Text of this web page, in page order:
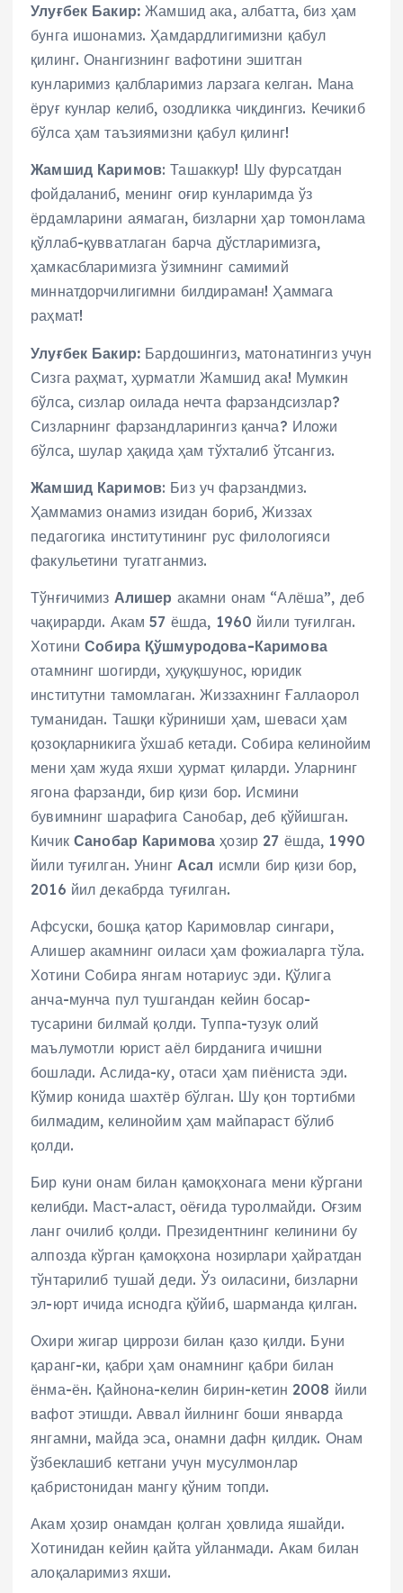
Улуғбек Бакир:Жамшид ака, албатта, биз ҳам
бунга ишонамиз. Ҳамдардлигимизни қабул
қилинг. Онангизнинг вафотини эшитган
кунларимиз қалбларимиз ларзага келган. Мана
ёруғ кунлар келиб, озодликка чиқдингиз. Кечикиб
бўлса ҳам таъзиямизни қабул қилинг!
Жамшид Каримов: Ташаккур! Шу фурсатдан
фойдаланиб, менинг оғир кунларимда ўз
ёрдамларини аямаган, бизларни ҳар томонлама
қўллаб-қувватлаган барча дўстларимизга,
ҳамкасбларимизга ўзимнинг самимий
миннатдорчилигимни билдираман! Ҳаммага
раҳмат!
Улуғбек Бакир: Бардошингиз, матонатингиз учун
Сизга раҳмат, ҳурматли Жамшид ака! Мумкин
бўлса, сизлар оилада нечта фарзандсизлар?
Сизларнинг фарзандларингиз қанча? Иложи
бўлса, шулар ҳақида ҳам тўхталиб ўтсангиз.
Жамшид Каримов: Биз уч фарзандмиз.
Ҳаммамиз онамиз изидан бориб, Жиззах
педагогика институтининг рус филологияси
факульетини тугатганмиз.
Тўнғичимиз Алишер акамни онам “Алёша”, деб
чақирарди. Акам 57 ёшда, 1960 йили туғилган.
ХотиниСобира Қўшмуродова-Каримова
отамнинг шогирди, ҳуқуқшунос, юридик
институтни тамомлаган. Жиззахнинг Ғаллаорол
туманидан. Ташқи кўриниши ҳам, шеваси ҳам
қозоқларникига ўхшаб кетади. Собира келинойим
мени ҳам жуда яхши ҳурмат қиларди. Уларнинг
ягона фарзанди, бир қизи бор. Исмини
бувимнинг шарафига Санобар, деб қўйишган.
Кичик Санобар Каримова ҳозир 27 ёшда, 1990
йили туғилган. Унинг Асал исмли бир қизи бор,
2016 йил декабрда туғилган.
Афсуски, бошқа қатор Каримовлар сингари,
Алишер акамнинг оиласи ҳам фожиаларга тўла.
Хотини Собира янгам нотариус эди. Қўлига
анча-мунча пул тушгандан кейин босар-
тусарини билмай қолди. Туппа-тузук олий
маълумотли юрист аёл бирданига ичишни
бошлади. Аслида-ку, отаси ҳам пиёниста эди.
Кўмир конида шахтёр бўлган. Шу қон тортибми
билмадим, келинойим ҳам майпараст бўлиб
қолди.
Бир куни онам билан қамоқхонага мени кўргани
келибди. Маст-аласт, оёғида туролмайди. Оғзим
ланг очилиб қолди. Президентнинг келинини бу
алпозда кўрган қамоқхона нозирлари ҳайратдан
тўнтарилиб тушай деди. Ўз оиласини, бизларни
эл-юрт ичида иснодга қўйиб, шарманда қилган.
Охири жигар циррози билан қазо қилди. Буни
қаранг-ки, қабри ҳам онамнинг қабри билан
ёнма-ён. Қайнона-келин бирин-кетин 2008 йили
вафот этишди. Аввал йилнинг боши январда
янгамни, майда эса, онамни дафн қилдик. Онам
ўзбеклашиб кетгани учун мусулмонлар
қабристонидан мангу қўним топди.
Акам ҳозир онамдан қолган ҳовлида яшайди.
Хотинидан кейин қайта уйланмади. Акам билан
алоқаларимиз яхши.